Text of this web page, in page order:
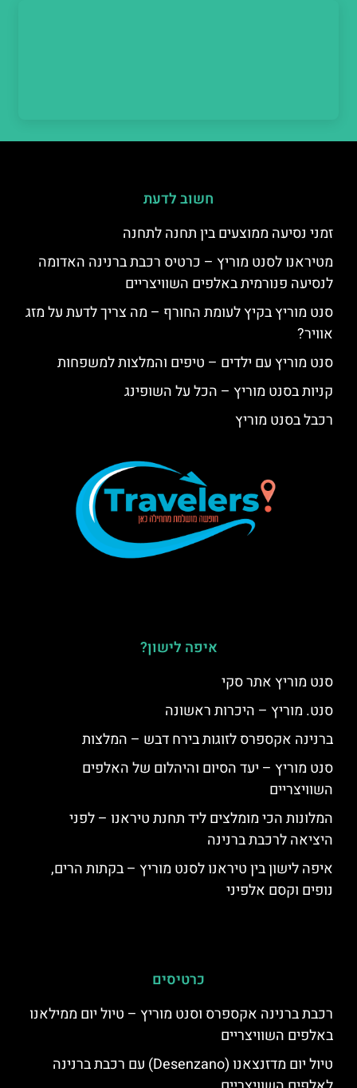
חשוב לדעת
זמני נסיעה ממוצעים בין תחנה לתחנה
מטיראנו לסנט מוריץ – כרטיס רכבת ברנינה האדומה
לנסיעה פנורמית באלפים השוויצריים
סנט מוריץ בקיץ לעומת החורף – מה צריך לדעת על מזג
אוויר?
סנט מוריץ עם ילדים – טיפים והמלצות למשפחות
קניות בסנט מוריץ – הכל על השופינג
רכבל בסנט מוריץ
איפה לישון?
סנט מוריץ אתר סקי
סנט. מוריץ – היכרות ראשונה
ברנינה אקספרס לזוגות בירח דבש – המלצות
סנט מוריץ – יעד הסיום והיהלום של האלפים
השוויצריים
המלונות הכי מומלצים ליד תחנת טיראנו – לפני
היציאה לרכבת ברנינה
איפה לישון בין טיראנו לסנט מוריץ – בקתות הרים,
נופים וקסם אלפיני
כרטיסים
רכבת ברנינה אקספרס וסנט מוריץ – טיול יום ממילאנו
באלפים השוויצריים
טיול יום מדזנצאנו (Desenzano) עם רכבת ברנינה